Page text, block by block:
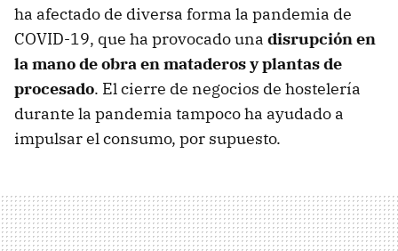
ha afectado de diversa forma la pandemia de
COVID-19, que ha provocado una disrupción en
la mano de obra en mataderos y plantas de
procesado. El cierre de negocios de hostelería
durante la pandemia tampoco ha ayudado a
impulsar el consumo, por supuesto.